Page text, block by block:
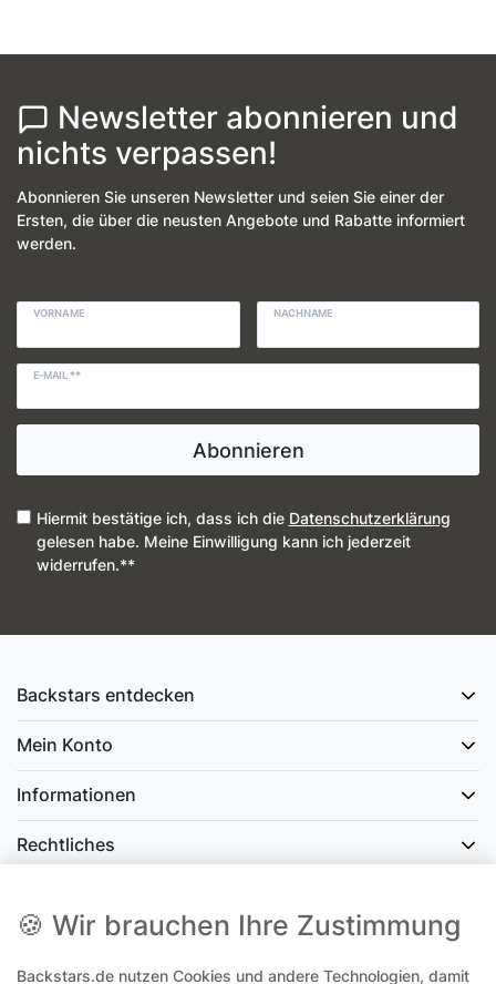
Newsletter abonnieren und
nichts verpassen!
Abonnieren Sie unseren Newsletter und seien Sie einer der
Ersten, die über die neusten Angebote und Rabatte informiert
werden.
VORNAME NACHNAME
E-MAIL **
Abonnieren
Hiermit bestätige ich, dass ich die Daten­schutz­erklärung
gelesen habe. Meine Einwilligung kann ich jederzeit
widerrufen.**
Backstars entdecken
Mein Konto
Informationen
Rechtliches
🍪 Wir brauchen Ihre Zustimmung
Backstars.de nutzen Cookies und andere Technologien, damit